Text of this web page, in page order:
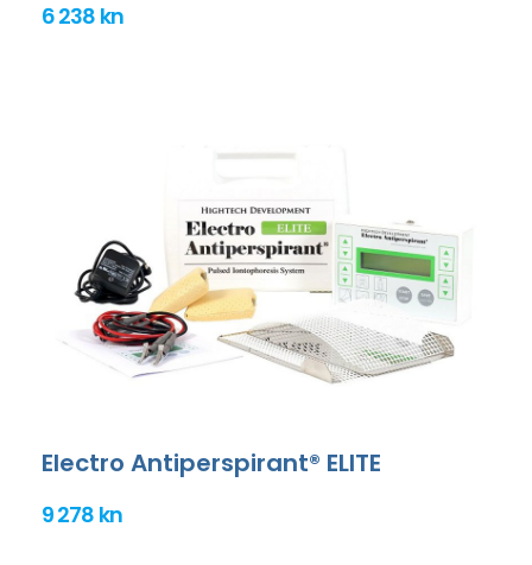
6 238 kn
Electro Antiperspirant® ELITE
9 278 kn